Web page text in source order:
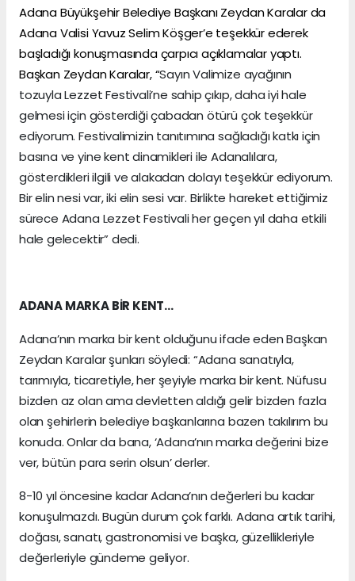
Adana Büyükşehir Belediye Başkanı Zeydan Karalar da
Adana Valisi Yavuz Selim Köşger’e teşekkür ederek
başladığı konuşmasında çarpıcı açıklamalar yaptı.
Başkan Zeydan Karalar, “Sayın Valimize ayağının
tozuyla Lezzet Festivali’ne sahip çıkıp, daha iyi hale
gelmesi için gösterdiği çabadan ötürü çok teşekkür
ediyorum. Festivalimizin tanıtımına sağladığı katkı için
basına ve yine kent dinamikleri ile Adanalılara,
gösterdikleri ilgili ve alakadan dolayı teşekkür ediyorum.
Bir elin nesi var, iki elin sesi var. Birlikte hareket ettiğimiz
sürece Adana Lezzet Festivali her geçen yıl daha etkili
hale gelecektir” dedi.
ADANA MARKA BİR KENT…
Adana’nın marka bir kent olduğunu ifade eden Başkan
Zeydan Karalar şunları söyledi: “Adana sanatıyla,
tarımıyla, ticaretiyle, her şeyiyle marka bir kent. Nüfusu
bizden az olan ama devletten aldığı gelir bizden fazla
olan şehirlerin belediye başkanlarına bazen takılırım bu
konuda. Onlar da bana, ‘Adana’nın marka değerini bize
ver, bütün para serin olsun’ derler.
8-10 yıl öncesine kadar Adana’nın değerleri bu kadar
konuşulmazdı. Bugün durum çok farklı. Adana artık tarihi,
doğası, sanatı, gastronomisi ve başka, güzellikleriyle
değerleriyle gündeme geliyor.